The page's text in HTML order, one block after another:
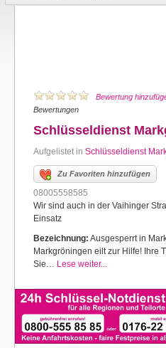
Bewertung
Bewertungen
Schlüsseldienst
Aufgelistet in Schlüsseldienst
Zu Favoriten hinzufügen
08005558585
Wir sind auch in der Vaihinger
Einsatz
Bezeichnung: Ausgesperrt in
Markgröningen eilt zur Hilfe! Ihre
Sie… Lese weiter...